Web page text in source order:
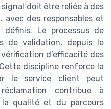
doit être reliée à des
avec des responsables et
définis. Le processus de
de validation, depuis le
d’efficacité des
discipline renforce la
le service client peut
contribue à
la qualité et du parcours